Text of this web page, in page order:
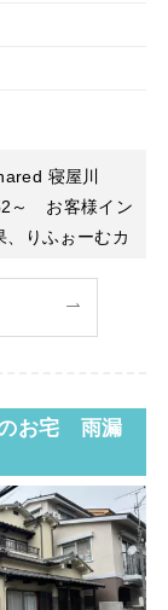
寝屋川
～ お客様イン
りふぉーむカ
お宅 雨漏